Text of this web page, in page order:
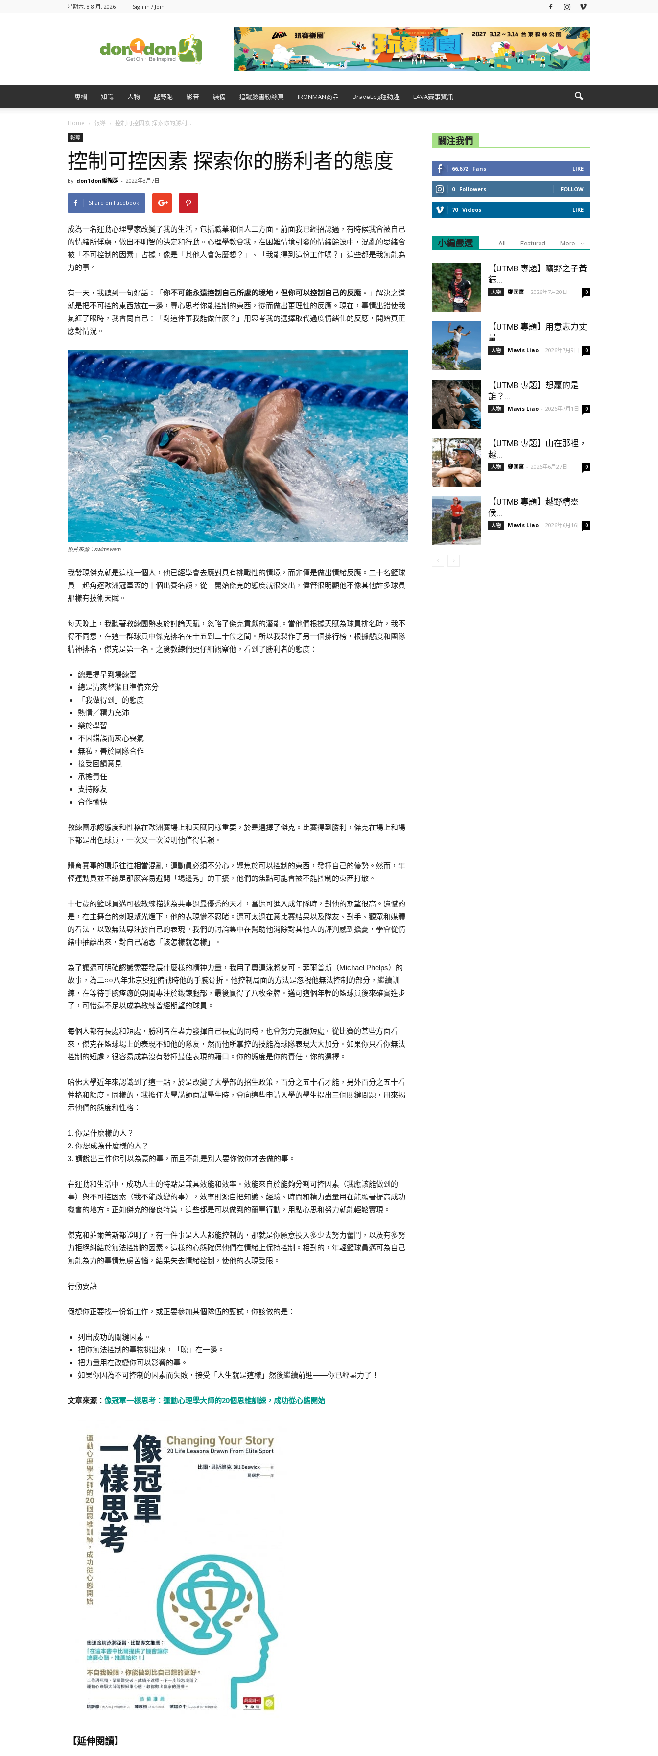
星期六, 8 8 月, 2026 Sign in / Join
專欄 知識 人物 越野跑 影音 裝備 追蹤臉書粉絲頁 IRONMAN商品 BraveLog運動趣 LAVA賽事資訊
Home 報導 控制可控因素 探索你的勝利...
報導
控制可控因素 探索你的勝利者的態度
By don1don編輯群 - 2022年3月7日
Share on Facebook
成為一名運動心理學家改變了我的生活，包括職業和個人二方面。前面我已經招認過，有時候我會被自己
的情緒所俘虜，做出不明智的決定和行動。心理學教會我，在困難情境引發的情緒餘波中，混亂的思緒會
被「不可控制的因素」占據，像是「其他人會怎麼想？」、「我能得到這份工作嗎？」這些都是我無能為
力的事。
有一天，我聽到一句好話：「 你不可能永遠控制自己所處的境地，但你可以控制自己的反應 。」解決之道
就是把不可控的東西放在一邊，專心思考你能控制的東西，從而做出更理性的反應。現在，事情出錯使我
氣紅了眼時，我會問自己：「對這件事我能做什麼？」用思考我的選擇取代過度情緒化的反應，開始真正
應對情況。
照片來源：swimswam
我發現傑克就是這樣一個人，他已經學會去應對具有挑戰性的情境，而非僅是做出情緒反應。二十名籃球
員一起角逐歐洲冠軍盃的十個出賽名額，從一開始傑克的態度就很突出，儘管很明顯他不像其他許多球員
那樣有技術天賦。
每天晚上，我聽著教練團熱衷於討論天賦，忽略了傑克貢獻的潛能。當他們根據天賦為球員排名時，我不
得不同意，在這一群球員中傑克排名在十五到二十位之間。所以我製作了另一個排行榜，根據態度和團隊
精神排名，傑克是第一名。之後教練們更仔細觀察他，看到了勝利者的態度：
總是提早到場練習
總是清爽整潔且準備充分
「我做得到」的態度
熱情／精力充沛
樂於學習
不因錯誤而灰心喪氣
無私，善於團隊合作
接受回饋意見
承擔責任
支持隊友
合作愉快
教練團承認態度和性格在歐洲賽場上和天賦同樣重要，於是選擇了傑克。比賽得到勝利，傑克在場上和場
下都是出色球員，一次又一次證明他值得信賴。
體育賽事的環境往往相當混亂，運動員必須不分心，聚焦於可以控制的東西，發揮自己的優勢。然而，年
輕運動員並不總是那麼容易避開「場邊秀」的干擾，他們的焦點可能會被不能控制的東西打散。
十七歲的籃球員邁可被教練描述為共事過最優秀的天才，當邁可進入成年隊時，對他的期望很高。遺憾的
是，在主舞台的刺眼聚光燈下，他的表現慘不忍睹。邁可太過在意比賽結果以及隊友、對手、觀眾和媒體
的看法，以致無法專注於自己的表現。我們的討論集中在幫助他消除對其他人的評判感到擔憂，學會從情
緒中抽離出來，對自己誦念「該怎樣就怎樣」。
為了讓邁可明確認識需要發展什麼樣的精神力量，我用了奧運泳將麥可．菲爾普斯（Michael Phelps）的
故事，為二○○八年北京奧運備戰時他的手腕骨折。他控制局面的方法是忽視他無法控制的部分，繼續訓
練，在等待手腕痊癒的期間專注於鍛鍊腿部，最後贏得了八枚金牌。邁可這個年輕的籃球員後來確實進步
了，可惜還不足以成為教練曾經期望的球員。
每個人都有長處和短處，勝利者在盡力發揮自己長處的同時，也會努力克服短處。從比賽的某些方面看
來，傑克在籃球場上的表現不如他的隊友，然而他所掌控的技能為球隊表現大大加分。如果你只看你無法
控制的短處，很容易成為沒有發揮最佳表現的藉口。你的態度是你的責任，你的選擇。
哈佛大學近年來認識到了這一點，於是改變了大學部的招生政策，百分之五十看才能，另外百分之五十看
性格和態度。同樣的，我擔任大學講師面試學生時，會向這些申請入學的學生提出三個關鍵問題，用來揭
示他們的態度和性格：
1. 你是什麼樣的人？
2. 你想成為什麼樣的人？
3. 請說出三件你引以為豪的事，而且不能是別人要你做你才去做的事。
在運動和生活中，成功人士的特點是兼具效能和效率。效能來自於能夠分割可控因素（我應該能做到的
事）與不可控因素（我不能改變的事），效率則源自把知識、經驗、時間和精力盡量用在能顯著提高成功
機會的地方。正如傑克的優良特質，這些都是可以做到的簡單行動，用點心思和努力就能輕鬆實現。
傑克和菲爾普斯都證明了，有一件事是人人都能控制的，那就是你願意投入多少去努力奮鬥，以及有多努
力拒絕糾結於無法控制的因素。這樣的心態確保他們在情緒上保持控制。相對的，年輕籃球員邁可為自己
無能為力的事情焦慮苦惱，結果失去情緒控制，使他的表現受限。
行動要訣
假想你正要找一份新工作，或正要參加某個隊伍的甄試，你該做的是：
列出成功的關鍵因素。
把你無法控制的事物挑出來，「晾」在一邊。
把力量用在改變你可以影響的事。
如果你因為不可控制的因素而失敗，接受「人生就是這樣」然後繼續前進——你已經盡力了！
文章來源： 像冠軍一樣思考：運動心理學大師的20個思維訓練，成功從心態開始
【延伸閱讀】
關注我們
66,672 Fans LIKE
0 Followers FOLLOW
70 Videos LIKE
小編嚴選 All Featured More
【UTMB 專題】曠野之子黃
鈺...
人物 鄭匡寓 - 2026年7月20日 0
【UTMB 專題】用意志力丈
量...
人物 Mavis Liao - 2026年7月9日 0
【UTMB 專題】想贏的是
誰？...
人物 Mavis Liao - 2026年7月1日 0
【UTMB 專題】山在那裡，
越...
人物 鄭匡寓 - 2026年6月27日 0
【UTMB 專題】越野精靈
侯...
人物 Mavis Liao - 2026年6月16日 0